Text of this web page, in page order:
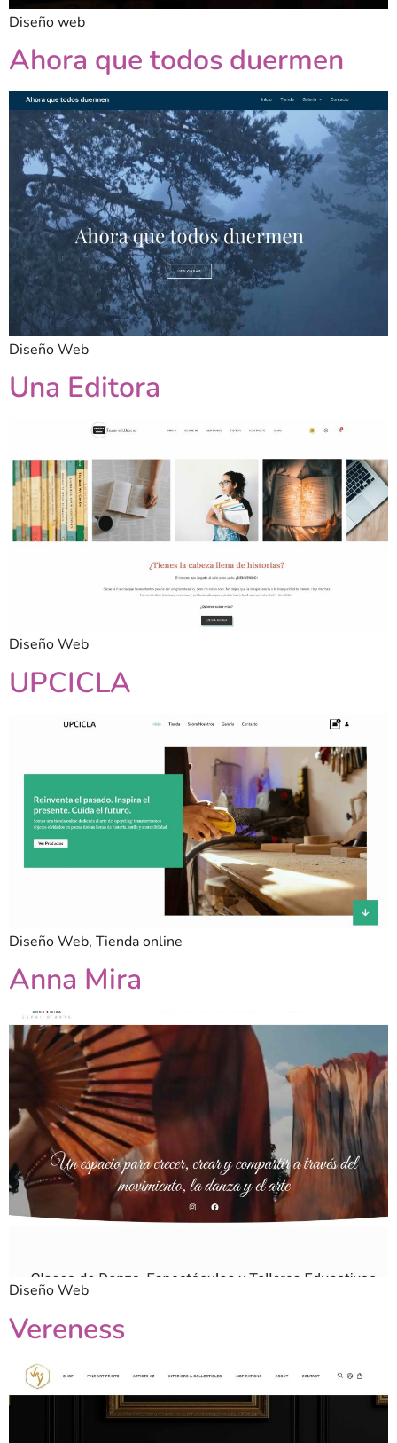
Diseño web
Ahora que todos duermen
Diseño Web
Una Editora
Diseño Web
UPCICLA
Diseño Web, Tienda online
Anna Mira
Diseño Web
Vereness